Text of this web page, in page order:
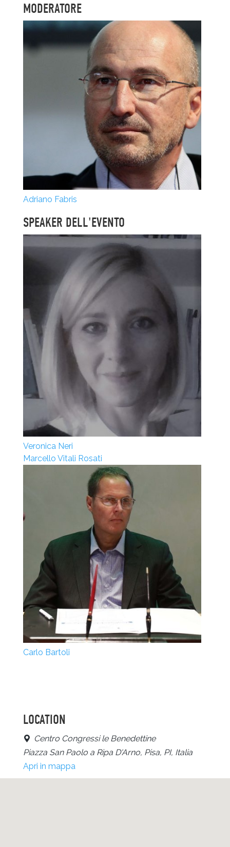
MODERATORE
Adriano Fabris
SPEAKER DELL'EVENTO
Veronica Neri
Marcello Vitali Rosati
Carlo Bartoli
LOCATION
Centro Congressi le Benedettine
Piazza San Paolo a Ripa D'Arno, Pisa, PI, Italia
Apri in mappa